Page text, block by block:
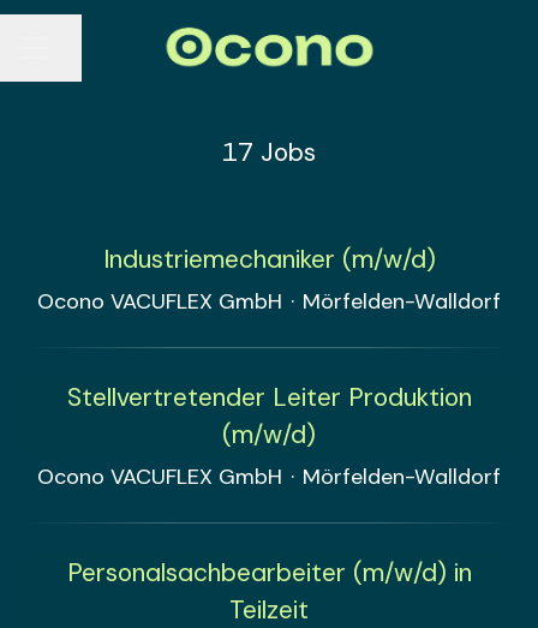
17 Jobs
Industriemechaniker (m/w/d)
Ocono VACUFLEX GmbH · Mörfelden-Walldorf
Stellvertretender Leiter Produktion
(m/w/d)
Ocono VACUFLEX GmbH · Mörfelden-Walldorf
Personalsachbearbeiter (m/w/d) in
Teilzeit